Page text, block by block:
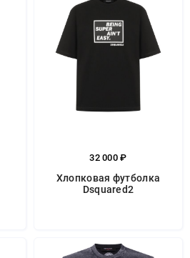
32 000 ₽
Хлопковая футболка
Dsquared2